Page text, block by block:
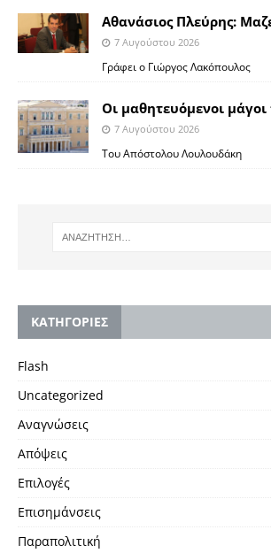
Αθανάσιος Πλεύρης:
7 Αυγούστου 2026
Γράφει ο Γιώργος Λακόπουλος
Οι μαθητευόμενοι μάγοι
7 Αυγούστου 2026
Του Απόστολου Λουλουδάκη
KΑΤΗΓΟΡΙΕΣ
Flash
Uncategorized
Αναγνώσεις
Απόψεις
Επιλογές
Επισημάνσεις
Παραπολιτική